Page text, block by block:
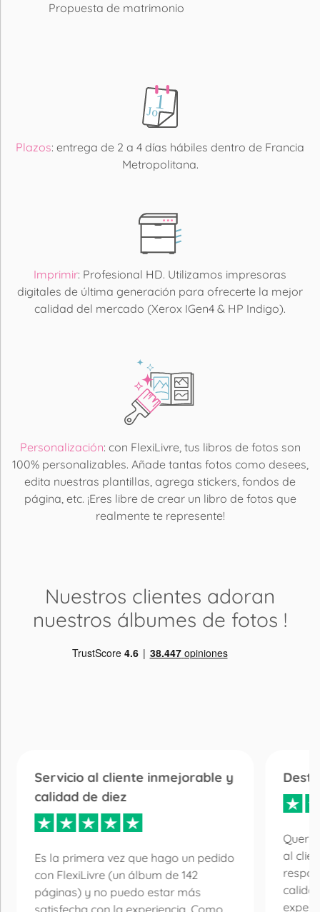
Propuesta de matrimonio
Plazos: entrega de 2 a 4 días hábiles dentro de Francia
Metropolitana.
Imprimir: Profesional HD. Utilizamos impresoras
digitales de última generación para ofrecerte la mejor
calidad del mercado (Xerox IGen4 & HP Indigo).
Personalización: con FlexiLivre, tus libros de fotos son
100% personalizables. Añade tantas fotos como desees,
edita nuestras plantillas, agrega stickers, fondos de
página, etc. ¡Eres libre de crear un libro de fotos que
realmente te represente!
Nuestros clientes adoran
nuestros álbumes de fotos !
Servicio al cliente inmejorable y
calidad de diez
Es la primera vez que hago un pedido
con FlexiLivre (un álbum de 142
páginas) y no puedo estar más
al